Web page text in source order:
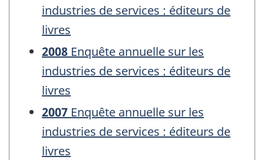
industries de services : éditeurs de
livres
2008 Enquête annuelle sur les
industries de services : éditeurs de
livres
2007 Enquête annuelle sur les
industries de services : éditeurs de
livres